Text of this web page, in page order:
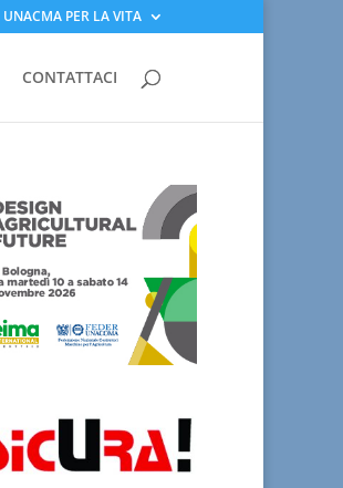
UNACMA PER LA VITA
CONTATTACI